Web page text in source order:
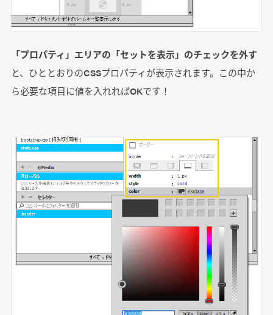
「プロパティ」エリアの「セットを表示」のチェックを外す
と、ひととおりのCSSプロパティが表示されます。この中か
ら必要な項目に値を入れればOKです！